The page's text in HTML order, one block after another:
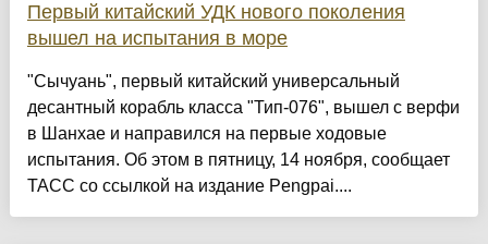
Первый китайский УДК нового поколения
вышел на испытания в море
"Сычуань", первый китайский универсальный
десантный корабль класса "Тип-076", вышел с верфи
в Шанхае и направился на первые ходовые
испытания. Об этом в пятницу, 14 ноября, сообщает
ТАСС со ссылкой на издание Pengpai....